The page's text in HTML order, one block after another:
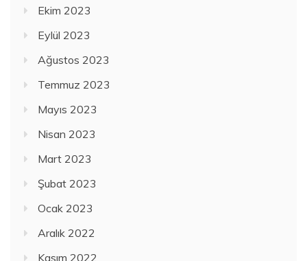
Ekim 2023
Eylül 2023
Ağustos 2023
Temmuz 2023
Mayıs 2023
Nisan 2023
Mart 2023
Şubat 2023
Ocak 2023
Aralık 2022
Kasım 2022